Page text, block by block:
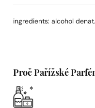
ingredients: alcohol
Proč Pařížské